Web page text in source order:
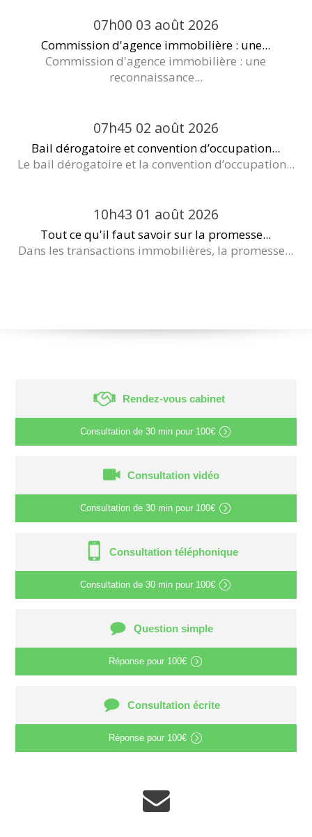
07h00 03 août 2026
Commission d'agence immobilière : une...
Commission d'agence immobilière : une
reconnaissance...
07h45 02 août 2026
Bail dérogatoire et convention d’occupation...
Le bail dérogatoire et la convention d’occupation...
10h43 01 août 2026
Tout ce qu'il faut savoir sur la promesse...
Dans les transactions immobilières, la promesse...
Rendez-vous cabinet
Consultation de 30 min pour 100€
Consultation vidéo
Consultation de 30 min pour 100€
Consultation téléphonique
Consultation de 30 min pour 100€
Question simple
Réponse pour 100€
Consultation écrite
Réponse pour 100€